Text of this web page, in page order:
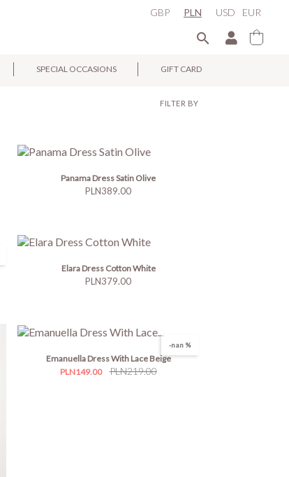
EUR
GBP PLN USD

SPECIAL OCCASIONS GIFT CARD
FILTER BY
Panama Dress Satin Olive
Price
PLN389.00
Elara Dress Cotton White
Price
PLN379.00
-nan %
Emanuella Dress With Lace Beige
Price
PLN149.00
Regular
PLN219.00